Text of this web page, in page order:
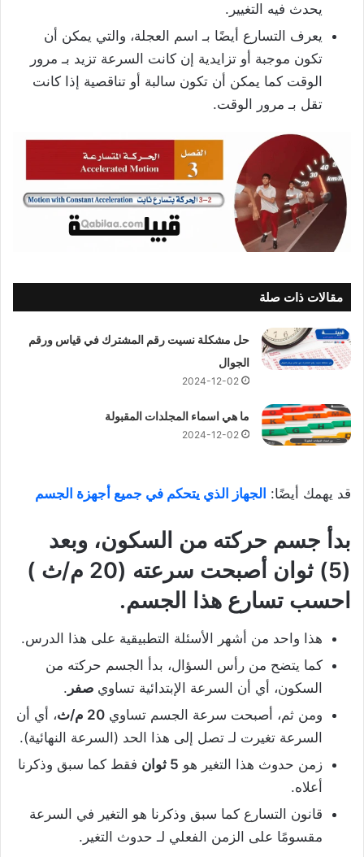
يحدث فيه التغيير.
يعرف التسارع أيضًا بـ اسم العجلة، والتي يمكن أن
تكون موجبة أو تزايدية إن كانت السرعة تزيد بـ مرور
الوقت كما يمكن أن تكون سالبة أو تناقصية إذا كانت
تقل بـ مرور الوقت.
مقالات ذات صلة
حل مشكلة نسيت رقم المشترك في قياس ورقم
الجوال
2024-12-02
ما هي اسماء المجلدات المقبولة
2024-12-02
قد يهمك أيضًا: الجهاز الذي يتحكم في جميع أجهزة الجسم
بدأ جسم حركته من السكون، وبعد
(5) ثوان أصبحت سرعته (20 م/ث )
احسب تسارع هذا الجسم.
هذا واحد من أشهر الأسئلة التطبيقية على هذا الدرس.
كما يتضح من رأس السؤال، بدأ الجسم حركته من
السكون، أي أن السرعة الإبتدائية تساوي صفر .
ومن ثم، أصبحت سرعة الجسم تساوي 20 م/ث
، أي أن
السرعة تغيرت لـ تصل إلى هذا الحد (السرعة النهائية).
زمن حدوث هذا التغير هو 5 ثوان
فقط كما سبق وذكرنا
أعلاه.
قانون التسارع كما سبق وذكرنا هو التغير في السرعة
مقسومًا على الزمن الفعلي لـ حدوث التغير.